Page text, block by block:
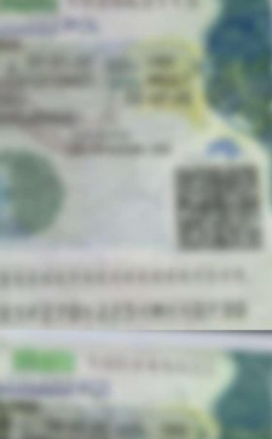
echipajul medical a
prelua pacientul.
decisivă, asigurând
un moment în care orice
și dedicare:
curajul
de breaslă nu s-a lăsat
Europol și-au
de performanța celor doi
de urmat pentru